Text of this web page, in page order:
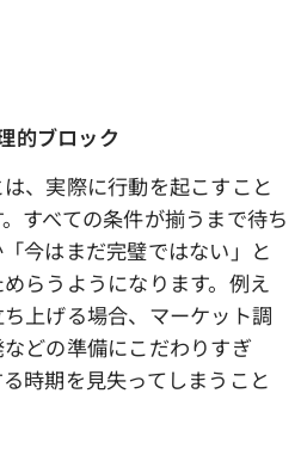
的ブロック
、実際に行動を起こすこと
すべての条件が揃うまで待ち
今はまだ完璧ではない」と
らうようになります。例え
上げる場合、マーケット調
どの準備にこだわりすぎ
時期を見失ってしまうこと